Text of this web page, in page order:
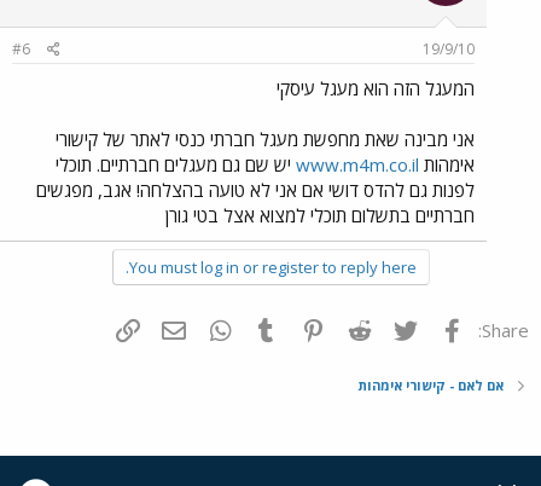
19/9/10
#6
המעגל הזה הוא מעגל עיסקי
אני מבינה שאת מחפשת מעגל חברתי כנסי לאתר של קישורי
אימהות www.m4m.co.il יש שם גם מעגלים חברתיים. תוכלי
לפנות גם להדס דושי אם אני לא טועה בהצלחה! אגב, מפגשים
חברתיים בתשלום תוכלי למצוא אצל בטי גורן
You must log in or register to reply here.
Share: פייסבוק Twitter
Reddit
Pinterest
Tumblr
WhatsAppדואר אלקטרוני
אם לאם - קישורי אימהות